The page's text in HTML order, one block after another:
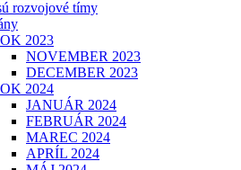
rozvojové tímy
2023
NOVEMBER 2023
DECEMBER 2023
2024
JANUÁR 2024
FEBRUÁR 2024
MAREC 2024
APRÍL 2024